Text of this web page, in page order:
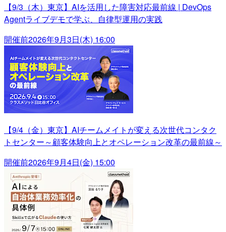
【9/3（木）東京】AIを活用した障害対応最前線 | DevOps
Agentライブデモで学ぶ、自律型運用の実践
開催前2026年9月3日(木) 16:00
【9/4（金）東京】AIチームメイトが変える次世代コンタク
トセンター～顧客体験向上とオペレーション改革の最前線～
開催前2026年9月4日(金) 15:00